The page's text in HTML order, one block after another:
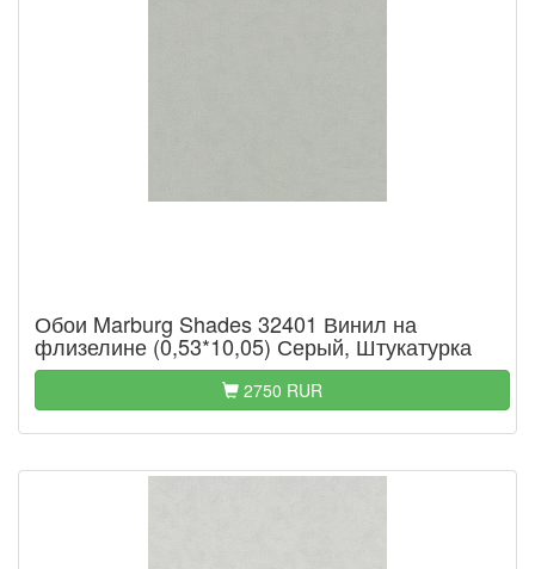
Обои Marburg Shades 32401 Винил на
флизелине (0,53*10,05) Серый, Штукатурка
2750 RUR